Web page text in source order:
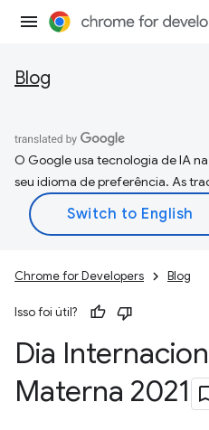
Blog
O Google usa tecnologia de IA
seu idioma de preferência. As
Chrome for Developers Blog
Isso foi útil?
Dia
Materna 2021